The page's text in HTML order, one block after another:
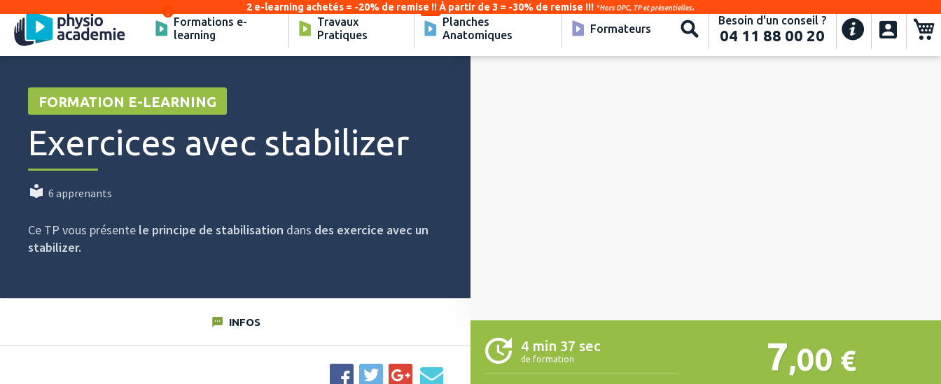
Formations e-
learning
Travaux
Pratiques
Planches
Anatomiques
Formateurs Recherche
Besoin d'un conseil ?
04 11 88 00 20
2 e-learning achetés = -20% de remise !! À partir de 3 = -30% de remise !!! *Hors DPC, TP et présentielles.
FORMATION E-LEARNING
Exercices avec stabilizer
6 apprenants
Ce TP vous présente le principe de stabilisation dans des exercice avec un
stabilizer.
Video
4 min 37 sec
de formation 7,00 €
INFOS